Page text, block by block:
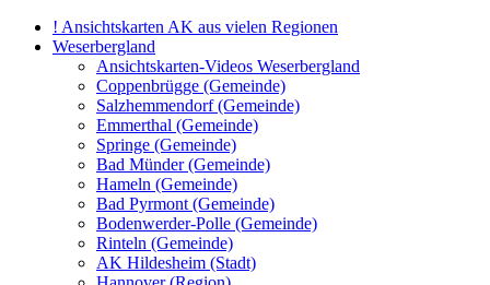
! Ansichtskarten AK aus vielen Regionen
Weserbergland
Ansichtskarten-Videos Weserbergland
Coppenbrügge (Gemeinde)
Salzhemmendorf (Gemeinde)
Emmerthal (Gemeinde)
Springe (Gemeinde)
Bad Münder (Gemeinde)
Hameln (Gemeinde)
Bad Pyrmont (Gemeinde)
Bodenwerder-Polle (Gemeinde)
Rinteln (Gemeinde)
AK Hildesheim (Stadt)